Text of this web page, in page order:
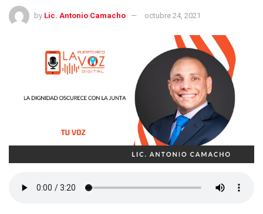
by Lic. Antonio Camacho octubre 24, 2021